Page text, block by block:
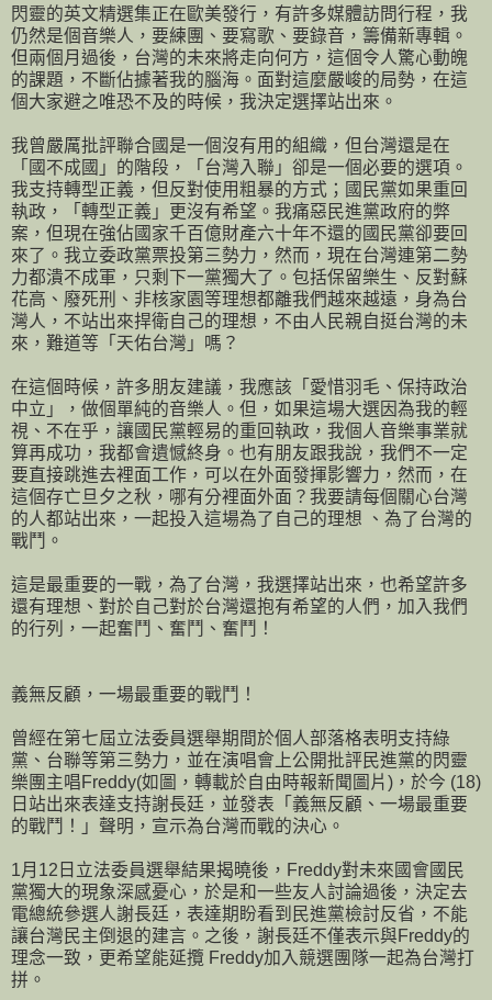
閃靈的英文精選集正在歐美發行，有許多媒體訪問行程，我
仍然是個音樂人，要練團、要寫歌、要錄音，籌備新專輯。
但兩個月過後，台灣的未來將走向何方，這個令人驚心動魄
的課題，不斷佔據著我的腦海。面對這麼嚴峻的局勢，在這
個大家避之唯恐不及的時候，我決定選擇站出來。
我曾嚴厲批評聯合國是一個沒有用的組織，但台灣還是在
「國不成國」的階段，「台灣入聯」卻是一個必要的選項。
我支持轉型正義，但反對使用粗暴的方式；國民黨如果重回
執政，「轉型正義」更沒有希望。我痛惡民進黨政府的弊
案，但現在強佔國家千百億財產六十年不還的國民黨卻要回
來了。我立委政黨票投第三勢力，然而，現在台灣連第二勢
力都潰不成軍，只剩下一黨獨大了。包括保留樂生、反對蘇
花高、廢死刑、非核家園等理想都離我們越來越遠，身為台
灣人，不站出來捍衛自己的理想，不由人民親自挺台灣的未
來，難道等「天佑台灣」嗎？
在這個時候，許多朋友建議，我應該「愛惜羽毛、保持政治
中立」，做個單純的音樂人。但，如果這場大選因為我的輕
視、不在乎，讓國民黨輕易的重回執政，我個人音樂事業就
算再成功，我都會遺憾終身。也有朋友跟我說，我們不一定
要直接跳進去裡面工作，可以在外面發揮影響力，然而，在
這個存亡旦夕之秋，哪有分裡面外面？我要請每個關心台灣
的人都站出來，一起投入這場為了自己的理想 、為了台灣的
戰鬥。
這是最重要的一戰，為了台灣，我選擇站出來，也希望許多
還有理想、對於自己對於台灣還抱有希望的人們，加入我們
的行列，一起奮鬥、奮鬥、奮鬥！
義無反顧，一場最重要的戰鬥！
曾經在第七屆立法委員選舉期間於個人部落格表明支持綠
黨、台聯等第三勢力，並在演唱會上公開批評民進黨的閃靈
樂團主唱Freddy(如圖，轉載於自由時報新聞圖片)，於今 (18)
日站出來表達支持謝長廷，並發表「義無反顧、一場最重要
的戰鬥！」聲明，宣示為台灣而戰的決心。
1月12日立法委員選舉結果揭曉後，Freddy對未來國會國民
黨獨大的現象深感憂心，於是和一些友人討論過後，決定去
電總統參選人謝長廷，表達期盼看到民進黨檢討反省，不能
讓台灣民主倒退的建言。之後，謝長廷不僅表示與Freddy的
理念一致，更希望能延攬 Freddy加入競選團隊一起為台灣打
拼。